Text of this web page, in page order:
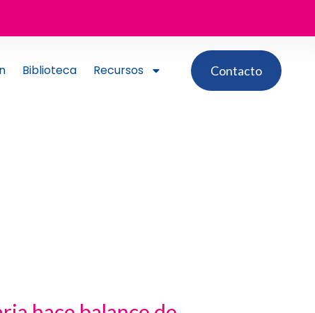
Biblioteca Recursos Contacto